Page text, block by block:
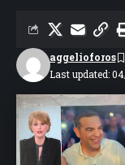
Last updated:
aggelioforos